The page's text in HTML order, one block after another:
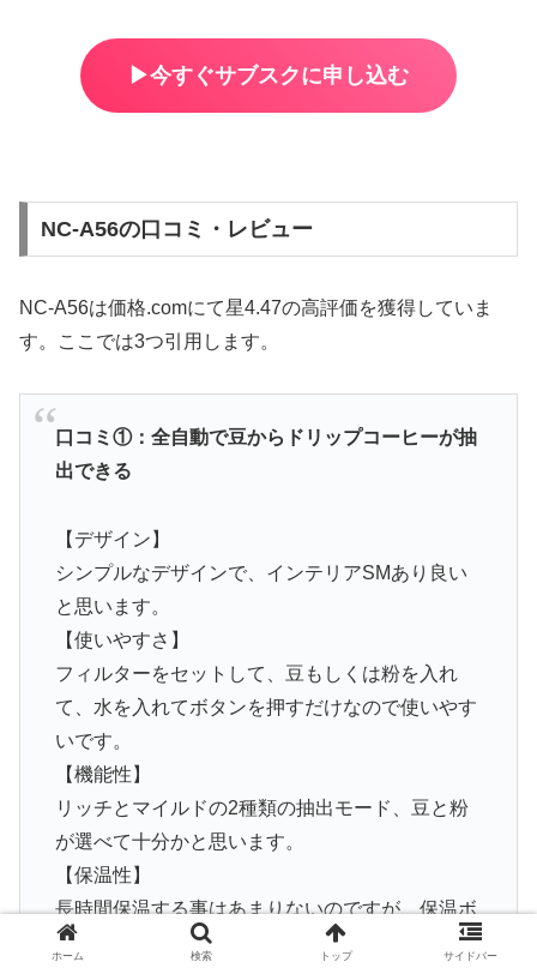
▶︎今すぐサブスクに申し込む
NC-A56の口コミ・レビュー
NC-A56は価格.comにて星4.47の高評価を獲得していま
す。ここでは3つ引用します。
口コミ①：全自動で豆からドリップコーヒーが抽
出できる
【デザイン】
シンプルなデザインで、インテリアSMあり良い
と思います。
【使いやすさ】
フィルターをセットして、豆もしくは粉を入れ
て、水を入れてボタンを押すだけなので使いやす
いです。
【機能性】
リッチとマイルドの2種類の抽出モード、豆と粉
が選べて十分かと思います。
【保温性】
長時間保温する事はあまりないのですが、保温ボ
タンを押せば保温可能です。ガラス製なので、ス
ホーム 検索 トップ サイドバー